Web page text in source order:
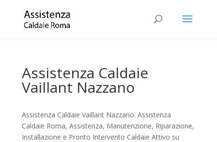
Assistenza Caldaie
Vaillant Nazzano
Assistenza Caldaie Vaillant Nazzano: Assistenza
Caldaie Roma, Assistenza, Manutenzione, Riparazione,
Installazione e Pronto Intervento Caldaie Attivo su